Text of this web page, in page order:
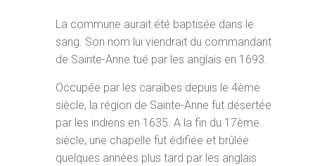
La commune aurait été baptisée dans le
sang. Son nom lui viendrait du commandant
de Sainte-Anne tué par les anglais en 1693.
Occupée par les caraïbes depuis le 4ème
siècle, la région de Sainte-Anne fut désertée
par les indiens en 1635. A la fin du 17ème
siècle, une chapelle fut édifiée et brûlée
quelques années plus tard par les anglais